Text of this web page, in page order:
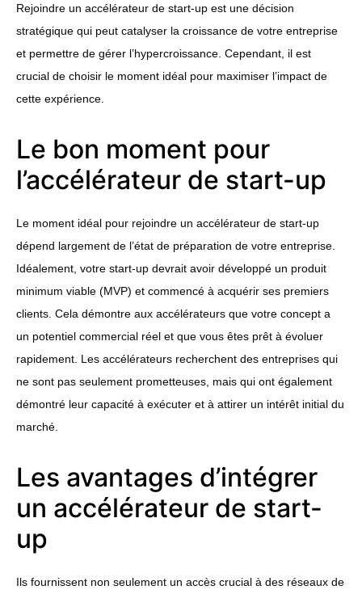
Rejoindre un accélérateur de start-up est une décision
stratégique qui peut catalyser la croissance de votre entreprise
et permettre de gérer l’hypercroissance. Cependant, il est
crucial de choisir le moment idéal pour maximiser l’impact de
cette expérience.
Le bon moment pour
l’accélérateur de start-up
Le moment idéal pour rejoindre un accélérateur de start-up
dépend largement de l’état de préparation de votre entreprise.
Idéalement, votre start-up devrait avoir développé un produit
minimum viable (MVP) et commencé à acquérir ses premiers
clients. Cela démontre aux accélérateurs que votre concept a
un potentiel commercial réel et que vous êtes prêt à évoluer
rapidement. Les accélérateurs recherchent des entreprises qui
ne sont pas seulement prometteuses, mais qui ont également
démontré leur capacité à exécuter et à attirer un intérêt initial du
marché.
Les avantages d’intégrer
un accélérateur de start-
up
Ils fournissent non seulement un accès crucial à des réseaux de